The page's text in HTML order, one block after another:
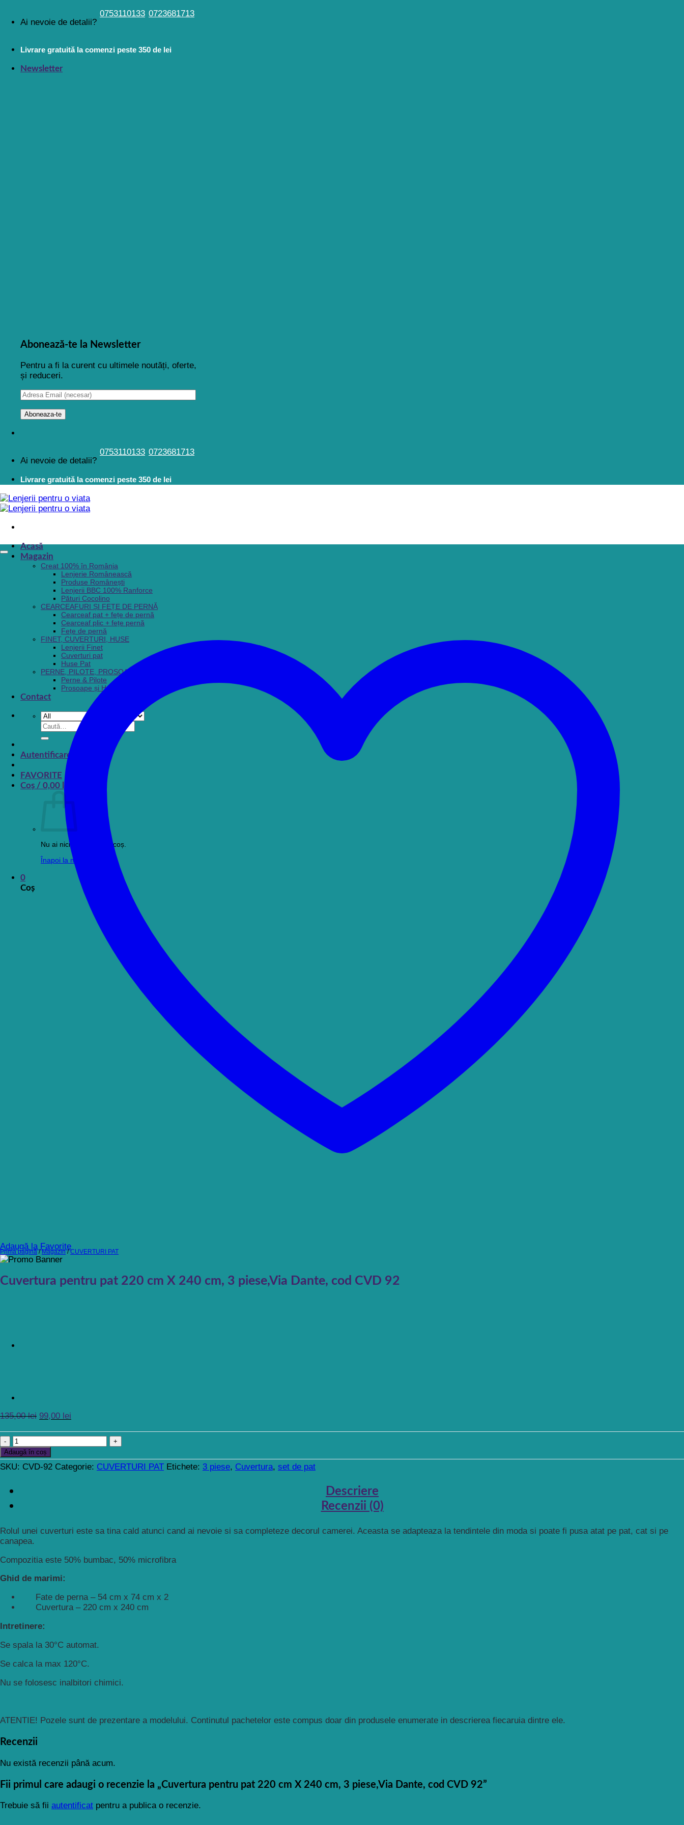
Ai nevoie de detalii?
0753110133 0723681713
Livrare gratuită la comenzi peste 350 de lei
Newsletter
Abonează-te la Newsletter
Pentru a fi la curent cu ultimele noutăți, oferte,
și reduceri.
Ai nevoie de detalii?
0753110133 0723681713
Livrare gratuită la comenzi peste 350 de lei
Acasă
Magazin
Creat 100% în România
Lenjerie Românească
Produse Românești
Lenjerii BBC 100% Ranforce
Pături Cocolino
CEARCEAFURI ȘI FEȚE DE PERNĂ
Cearceaf pat + fețe de pernă
Cearceaf plic + fețe pernă
Fețe de pernă
FINET, CUVERTURI, HUSE
Lenjerii Finet
Cuverturi pat
Huse Pat
PERNE, PILOTE, PROSOAPE, HALATE BAIE
Perne & Pilote
Prosoape și Halate baie
Contact
Caută
după:
Autentificare
FAVORITE
Coș / 0,00 lei
Nu ai niciun produs în coș.
Înapoi la magazin
0
Coș
Adaugă la Favorite
Prima pagină / Magazin / CUVERTURI PAT
Cuvertura pentru pat 220 cm X 240 cm, 3 piese,Via Dante, cod CVD 92
135,00lei 99,00 lei
Cantitate
Cuvertura
pentru
pat
cm
3
piese,Via
cod
92
Adaugă în coș
SKU: CVD-92 Categorie: CUVERTURI PAT Etichete: 3 piese, Cuvertura, set de pat
Descriere
Recenzii (0)
Rolul unei cuverturi este sa tina cald atunci cand ai nevoie si sa completeze decorul camerei. Aceasta se adapteaza la tendintele din moda si poate fi pusa atat pe pat, cat si pe
canapea.
Compozitia este 50% bumbac, 50% microfibra
Ghid de marimi:
Fate de perna – 54 cm x 74 cm x 2
Cuvertura – 220 cm x 240 cm
Intretinere:
Se spala la 30°C automat.
Se calca la max 120°C.
Nu se folosesc inalbitori chimici.
ATENTIE! Pozele sunt de prezentare a modelului. Continutul pachetelor este compus doar din produsele enumerate in descrierea fiecaruia dintre ele.
Recenzii
Nu există recenzii până acum.
Fii primul care adaugi o recenzie la „Cuvertura pentru pat 220 cm X 240 cm, 3 piese,Via Dante, cod CVD 92”
Trebuie să fii autentificat pentru a publica o recenzie.